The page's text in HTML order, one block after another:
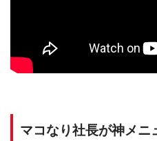
マコなり社長が神メニ